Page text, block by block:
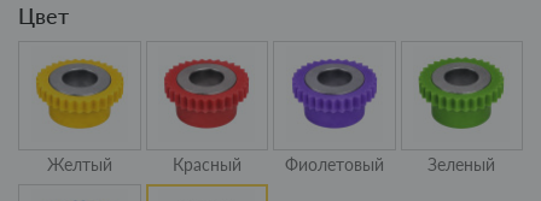
Цвет
Желтый Красный Фиолетовый Зеленый